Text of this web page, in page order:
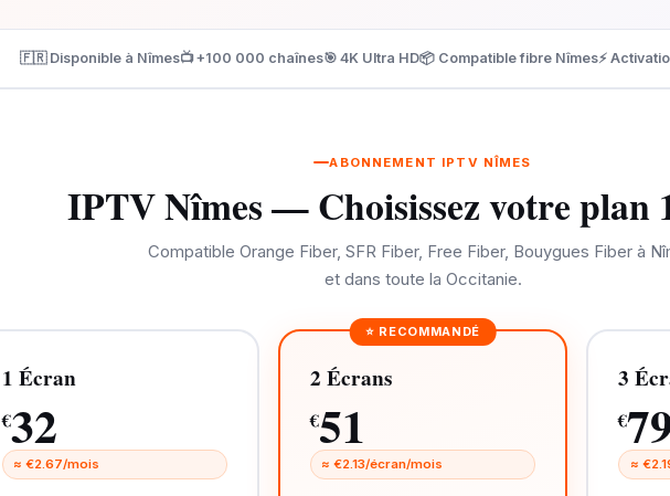
🇫🇷 Disponible à Nîmes📺 +100 000 chaînes🎯 4K Ultra HD📦 Compatible fibre Nîmes⚡
ABONNEMENT IPTV NÎMES
IPTV Nîmes — Choisissez votre plan
Compatible Orange Fiber, SFR Fiber, Free Fiber, Bouygues Fiber à
et dans toute la Occitanie.
1 Écran
€32
≈ €2.67/mois
⭐ RECOMMANDÉ
2 Écrans
€51
≈ €2.13/écran/mois
3
€
≈